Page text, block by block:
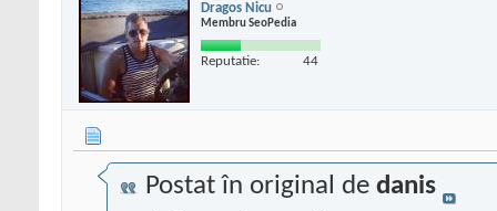
Dragos Nicu
Membru SeoPedia
Reputatie: 44
Postat în original de danis